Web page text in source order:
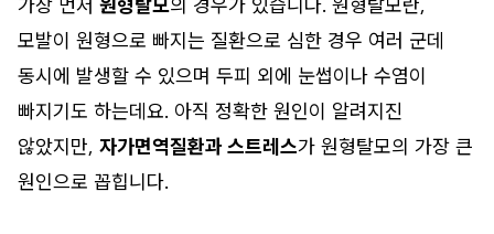
가장 먼저 원형탈모의 경우가 있습니다. 원형탈모란,
모발이 원형으로 빠지는 질환으로 심한 경우 여러 군데
동시에 발생할 수 있으며 두피 외에 눈썹이나 수염이
빠지기도 하는데요. 아직 정확한 원인이 알려지진
않았지만, 자가면역질환과 스트레스가 원형탈모의 가장 큰
원인으로 꼽힙니다.